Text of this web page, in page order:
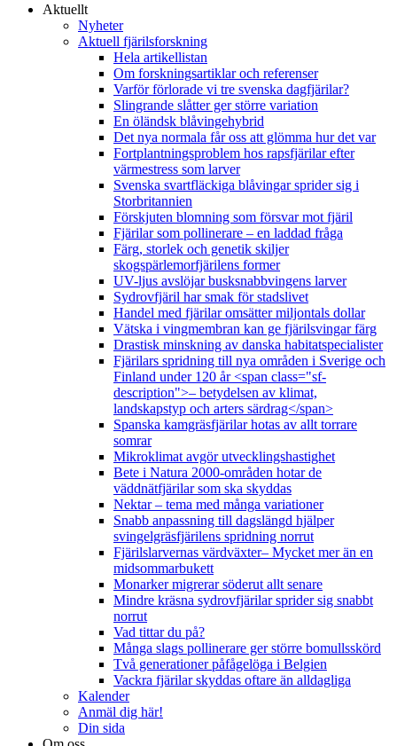
Aktuellt
Nyheter
Aktuell fjärilsforskning
Hela artikellistan
Om forskningsartiklar och referenser
Varför förlorade vi tre svenska dagfjärilar?
Slingrande slåtter ger större variation
En öländsk blåvingehybrid
Det nya normala får oss att glömma hur det var
Fortplantningsproblem hos rapsfjärilar efter
värmestress som larver
Svenska svartfläckiga blåvingar sprider sig i
Storbritannien
Förskjuten blomning som försvar mot fjäril
Fjärilar som pollinerare – en laddad fråga
Färg, storlek och genetik skiljer
skogspärlemorfjärilens former
UV-ljus avslöjar busksnabbvingens larver
Sydrovfjäril har smak för stadslivet
Handel med fjärilar omsätter miljontals dollar
Vätska i vingmembran kan ge fjärilsvingar färg
Drastisk minskning av danska habitatspecialister
Fjärilars spridning till nya områden i Sverige och
Finland under 120 år <span class="sf-
description">– betydelsen av klimat,
landskapstyp och arters särdrag</span>
Spanska kamgräsfjärilar hotas av allt torrare
somrar
Mikroklimat avgör utvecklingshastighet
Bete i Natura 2000-områden hotar de
väddnätfjärilar som ska skyddas
Nektar – tema med många variationer
Snabb anpassning till dagslängd hjälper
svingelgräsfjärilens spridning norrut
Fjärilslarvernas värdväxter– Mycket mer än en
midsommarbukett
Monarker migrerar söderut allt senare
Mindre kräsna sydrovfjärilar sprider sig snabbt
norrut
Vad tittar du på?
Många slags pollinerare ger större bomullsskörd
Två generationer påfågelöga i Belgien
Vackra fjärilar skyddas oftare än alldagliga
Kalender
Anmäl dig här!
Din sida